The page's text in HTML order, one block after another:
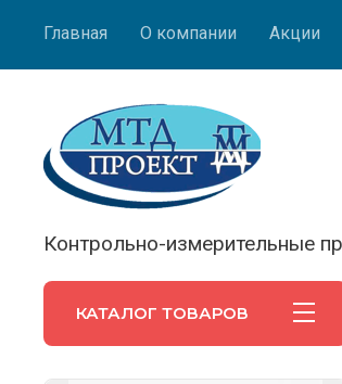
Главная О компании Акции
Контрольно-измерительные
КАТАЛОГ ТОВАРОВ